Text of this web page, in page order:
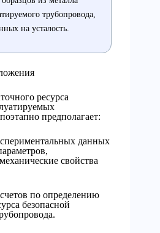
трубопровода,
на усталость.
ресурса
предполагает:
данных
свойства
по определению
безопасной